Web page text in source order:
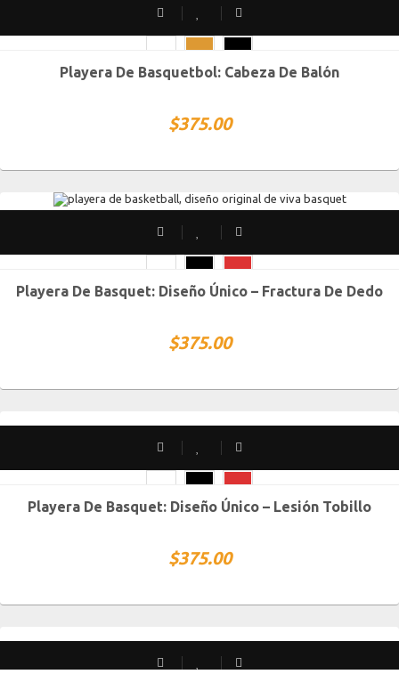
CH M G XG XXG
Playera De Basquetbol: Cabeza De Balón
$375.00
CH M G XG XXG
Playera De Basquet: Diseño Único – Fractura De Dedo
$375.00
CH M G XG XXG
Playera De Basquet: Diseño Único – Lesión Tobillo
$375.00